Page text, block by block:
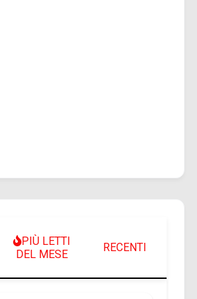
PIÙ LETTI
DEL MESE
RECENTI